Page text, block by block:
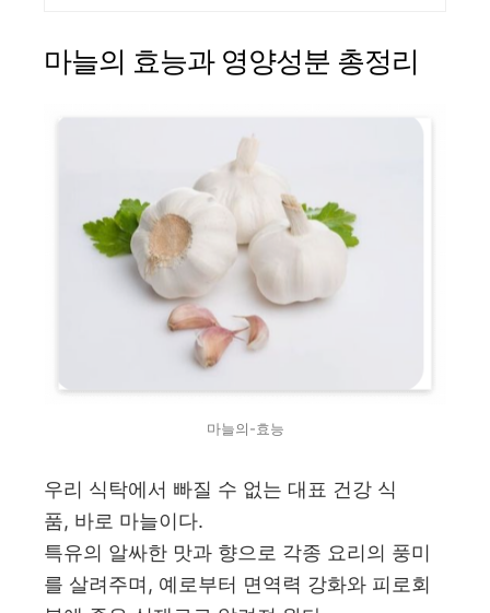
마늘의 효능과 영양성분 총정리
마늘의-효능
우리 식탁에서 빠질 수 없는 대표 건강 식
품, 바로 마늘이다.
특유의 알싸한 맛과 향으로 각종 요리의 풍미
를 살려주며, 예로부터 면역력 강화와 피로회